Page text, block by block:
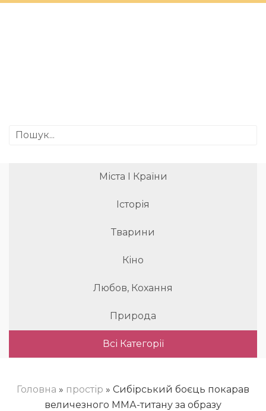
Міста І Країни
Історія
Тварини
Кіно
Любов, Кохання
Природа
Всі Категорії
Головна » простір » Сибірський боєць покарав
величезного ММА-титану за образу